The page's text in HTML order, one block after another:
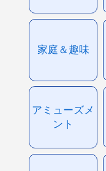
家庭＆趣味
アミューズメ
ント